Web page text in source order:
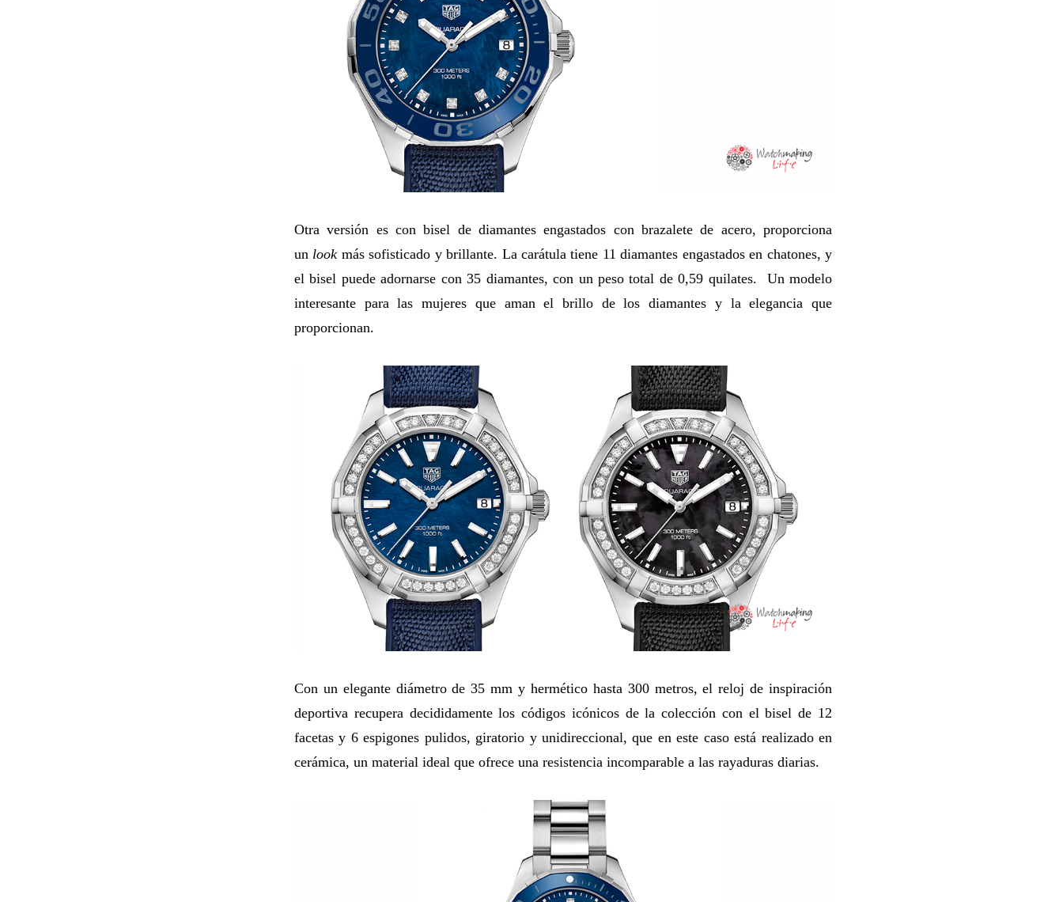
Otra versión es con bisel de diamantes engastados con brazalete de acero, proporciona
un look más sofisticado y brillante. La carátula tiene 11 diamantes engastados en chatones, y
el bisel puede adornarse con 35 diamantes, con un peso total de 0,59 quilates. Un modelo
interesante para las mujeres que aman el brillo de los diamantes y la elegancia que
proporcionan.
Con un elegante diámetro de 35 mm y hermético hasta 300 metros, el reloj de inspiración
deportiva recupera decididamente los códigos icónicos de la colección con el bisel de 12
facetas y 6 espigones pulidos, giratorio y unidireccional, que en este caso está realizado en
cerámica, un material ideal que ofrece una resistencia incomparable a las rayaduras diarias.